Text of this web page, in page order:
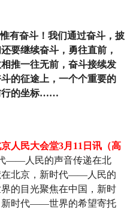
有奋斗！我们通过奋斗，披
要继续奋斗，勇往直前，
相推一往无前，奋斗接续发
的征途上，一个个重要的
行的坐标……
人民大会堂3月11日讯（高
——人民的声音传递在北
北京，新时代——人民的
的目光聚焦在中国，新时
时代——世界的希望寄托